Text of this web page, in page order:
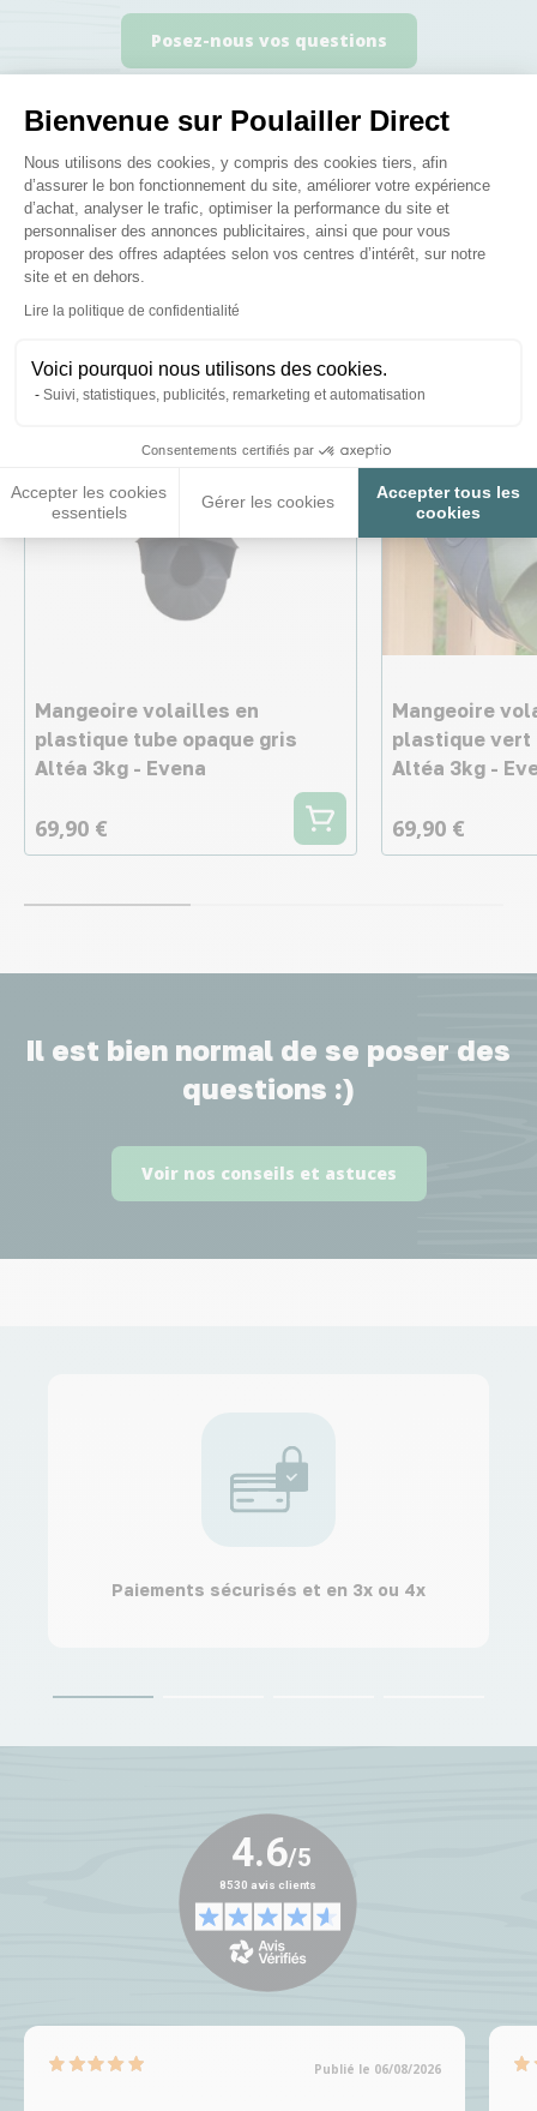
Bienvenue sur Poulailler Direct
Plateforme de Gestion du
Nous utilisons des cookies, y compris des cookies tiers, afin
d’assurer le bon fonctionnement du site, améliorer votre expérience
d’achat, analyser le trafic, optimiser la performance du site et
personnaliser des annonces publicitaires, ainsi que pour vous
proposer des offres adaptées selon vos centres d’intérêt, sur notre
site et en dehors.
Lire la politique de confidentialité
Voici pourquoi nous utilisons des cookies.
Suivi, statistiques, publicités, remarketing et automatisation
Consentements certifiés par
Accepter les cookies
essentiels
Gérer les cookies
Accepter tous les
cookies
Axeptio consent
Posez-nous vos questions
Ces produits peuvent vous
intéresser
Mangeoire volailles en
plastique tube opaque gris
Altéa 3kg - Evena
69,90 €
Mangeoire
plastique vert
Altéa 3kg -
69,90 €
Il est bien normal de se poser des
questions :)
Voir nos conseils et astuces
Paiements sécurisés et en 3x ou 4x
Publié le 06/08/2026